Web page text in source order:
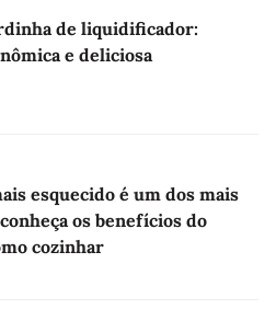
de liquidificador:
e deliciosa
esquecido é um dos mais
os benefícios do
cozinhar